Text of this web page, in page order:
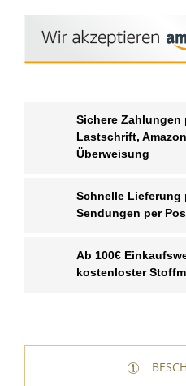
Sichere Zahlungen
Lastschrift,
Überweisung
Schnelle Lieferung
Sendungen per
Ab 100€
kostenloster
WUNSCHLISTE
ANMELDEN